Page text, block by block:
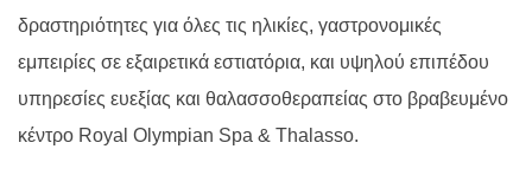
δραστηριότητες για όλες τις ηλικίες, γαστρονομικές
εμπειρίες σε εξαιρετικά εστιατόρια, και υψηλού επιπέδου
υπηρεσίες ευεξίας και θαλασσοθεραπείας στο βραβευμένο
κέντρο Royal Olympian Spa & Thalasso.